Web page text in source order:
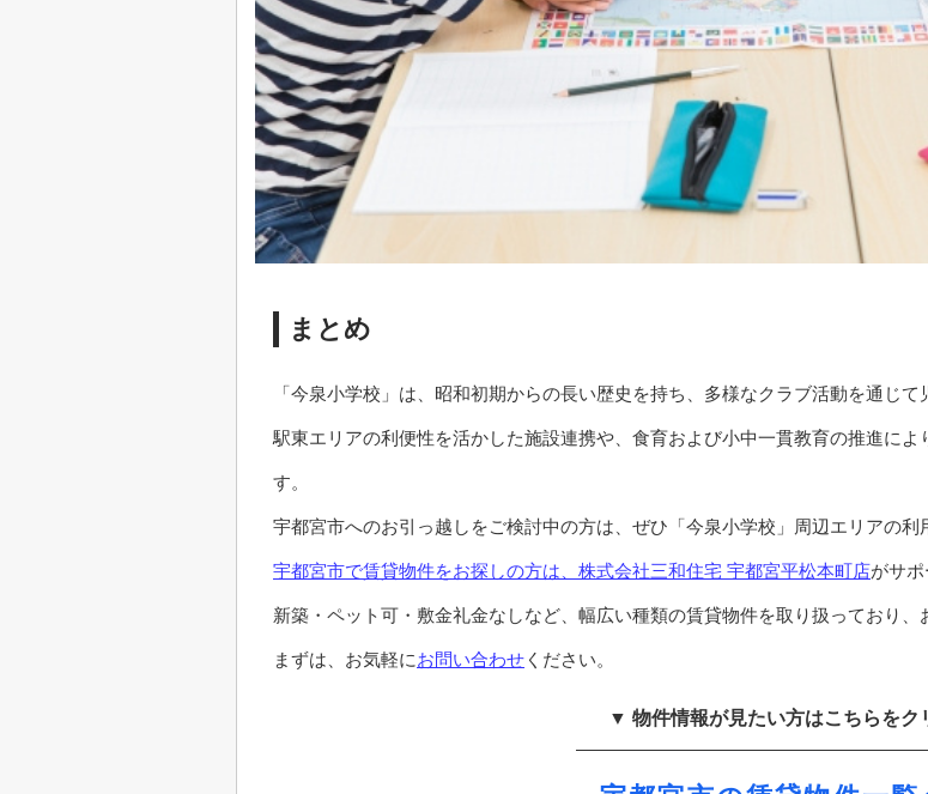
まとめ
「今泉小学校」は、昭和初期からの長い歴史を持ち、多様なクラブ活動を通じて
駅東エリアの利便性を活かした施設連携や、食育および小中一貫教育の推進に
す。
宇都宮市へのお引っ越しをご検討中の方は、ぜひ「今泉小学校」周辺エリアの利
宇都宮市で賃貸物件をお探しの方は、株式会社三和住宅 宇都宮平松本町店がサポ
新築・ペット可・敷金礼金なしなど、幅広い種類の賃貸物件を取り扱っており、
まずは、お気軽にお問い合わせ ください。
▼ 物件情報が見たい方はこちらをク